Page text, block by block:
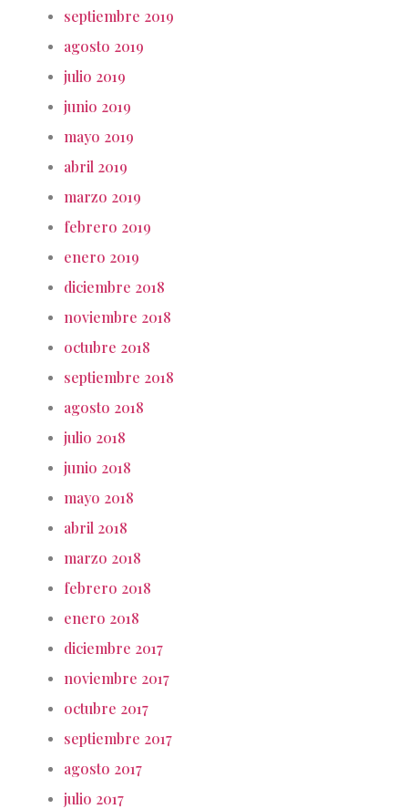
septiembre 2019
agosto 2019
julio 2019
junio 2019
mayo 2019
abril 2019
marzo 2019
febrero 2019
enero 2019
diciembre 2018
noviembre 2018
octubre 2018
septiembre 2018
agosto 2018
julio 2018
junio 2018
mayo 2018
abril 2018
marzo 2018
febrero 2018
enero 2018
diciembre 2017
noviembre 2017
octubre 2017
septiembre 2017
agosto 2017
julio 2017